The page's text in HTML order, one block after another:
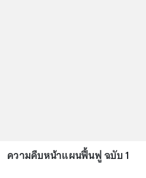
ความคืบหน้าแผนฟื้นฟู ฉบับ 1